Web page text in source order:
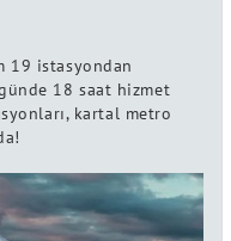
19 istasyondan
18 saat hizmet
kartal metro